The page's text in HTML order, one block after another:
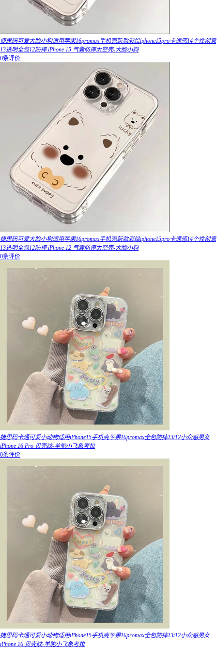
捷思码可爱大脸小狗适用苹果16promax手机壳新款彩绘iphone15pro卡通感14个性创意
13透明全包12防摔 iPhone 15 气囊防摔太空壳-大脸小狗
0条评价
捷思码可爱大脸小狗适用苹果16promax手机壳新款彩绘iphone15pro卡通感14个性创意
13透明全包12防摔 iPhone 12 气囊防摔太空壳-大脸小狗
0条评价
捷思码卡通可爱小动物适用iPhone15手机壳苹果16promax全包防摔13/12小众感男女
iPhone 16 Pro 贝壳纹-羊驼小飞象考拉
0条评价
捷思码卡通可爱小动物适用iPhone15手机壳苹果16promax全包防摔13/12小众感男女
iPhone 16 贝壳纹-羊驼小飞象考拉